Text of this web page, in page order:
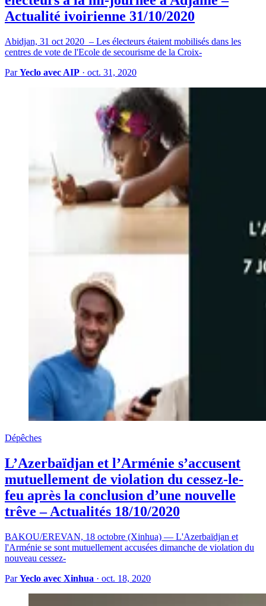
Actualité ivoirienne 31/10/2020
Abidjan, 31 oct 2020 – Les électeurs étaient mobilisés dans les
centres de vote de l'Ecole de secourisme de la Croix-
ParYeclo avec AIP · oct. 31, 2020
Dépêches
L’Azerbaïdjan et l’Arménie s’accusent
mutuellement de violation du cessez-le-
feu après la conclusion d’une nouvelle
trêve – Actualités 18/10/2020
BAKOU/EREVAN, 18 octobre (Xinhua) — L'Azerbaïdjan et
l'Arménie se sont mutuellement accusées dimanche de violation du
nouveau cessez-
ParYeclo avec Xinhua · oct. 18, 2020